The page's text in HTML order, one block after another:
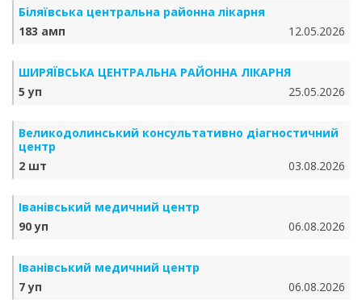
Біляївська центральна районна лікарня
183 амп
12.05.2026
ШИРЯЇВСЬКА ЦЕНТРАЛЬНА РАЙОННА ЛІКАРНЯ
5 уп
25.05.2026
Великодолинський консультативно діагностичний
центр
2 шт
03.08.2026
Іванівський медичний центр
90 уп
06.08.2026
Іванівський медичний центр
7 уп
06.08.2026